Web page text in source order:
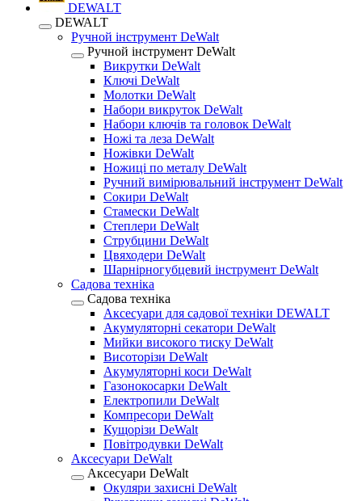
DEWALT
DEWALT
Ручной інструмент DeWalt
Ручной інструмент DeWalt
Викрутки DeWalt
Ключі DeWalt
Молотки DeWalt
Набори викруток DeWalt
Набори ключів та головок DeWalt
Ножі та леза DeWalt
Ножівки DeWalt
Ножиці по металу DeWalt
Ручний вимірювальний інструмент DeWalt
Сокири DeWalt
Стамески DeWalt
Степлери DeWalt
Струбцини DeWalt
Цвяходери DeWalt
Шарнірногубцевий інструмент DeWalt
Садова техніка
Садова техніка
Аксесуари для садової техніки DEWALT
Акумуляторні секатори DeWalt
Мийки високого тиску DeWalt
Висоторізи DeWalt
Акумуляторні коси DeWalt
Газонокосарки DeWalt
Електропили DeWalt
Компресори DeWalt
Кущорізи DeWalt
Повітродувки DeWalt
Аксесуари DeWalt
Аксесуари DeWalt
Окуляри захисні DeWalt